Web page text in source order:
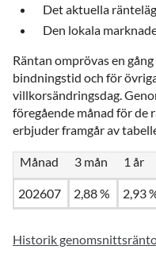
Det aktuella
Den lokala
Räntan omprövas en
bindningstid och för
villkorsändringsdag.
föregående månad för de
erbjuder framgår av
Månad 3 mån 1 år
202607 2,88 % 2,93
Historik